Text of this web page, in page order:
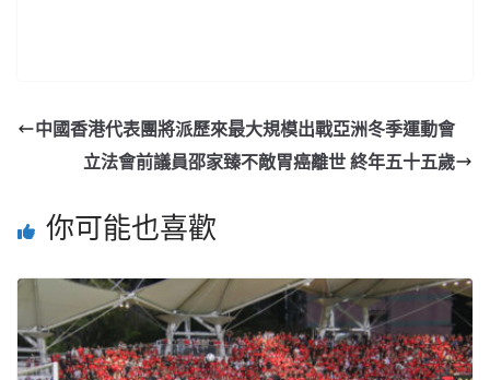
中國香港代表團將派歷來最大規模出戰亞洲冬季運動會
立法會前議員邵家臻不敵胃癌離世 終年五十五歲
你可能也喜歡